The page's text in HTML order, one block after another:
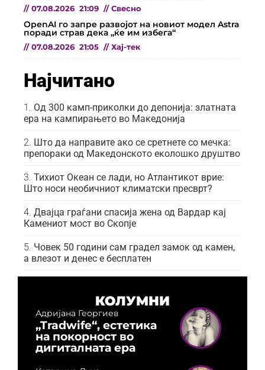
// 07.08.2026 21:09 // Свесно
OpenAI го запре развојот на новиот модел Astra
поради страв дека „ќе им избега“
// 07.08.2026 21:05 // Хај-тек
Најчитано
Од 300 камп-приколки до депонија: златната
ера на кампирањето во Македонија
Што да направите ако се сретнете со мечка:
препораки од Македонското еколошко друштво
Тихиот Океан се лади, но Атлантикот врие:
Што носи необичниот климатски пресврт?
Двајца граѓани спасија жена од Вардар кај
Камениот мост во Скопје
Човек 50 години сам градел замок од камен,
а влезот и денес е бесплатен
КОЛУМНИ
Адријана Георгиев
„Tradwife“, естетика
на покорност во
дигиталната ера